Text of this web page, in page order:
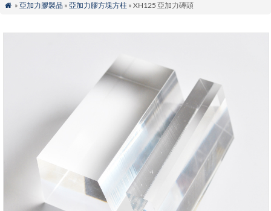
 » 亞加力膠製品» 亞加力膠方塊方柱» XH125 亞加力磚頭